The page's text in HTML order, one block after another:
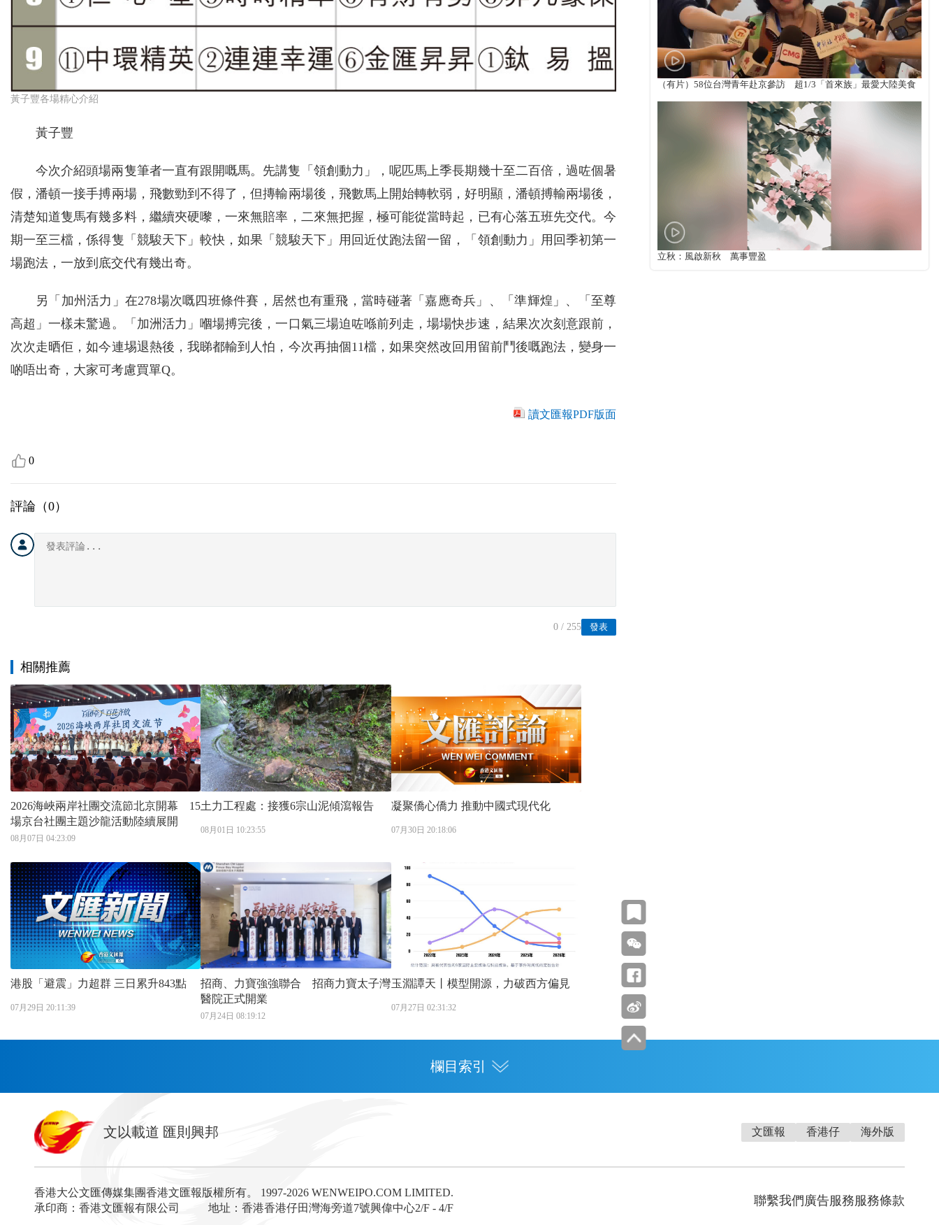
黃子豐各場精心介紹
黃子豐
今次介紹頭場兩隻筆者一直有跟開嘅馬。先講隻「領創動力」，呢匹馬上季長期幾十至二百倍，過咗個暑
假，潘頓一接手搏兩場，飛數勁到不得了，但摶輸兩場後，飛數馬上開始轉軟弱，好明顯，潘頓搏輸兩場後，
清楚知道隻馬有幾多料，繼續夾硬嚟，一來無賠率，二來無把握，極可能從當時起，已有心落五班先交代。今
期一至三檔，係得隻「競駿天下」較快，如果「競駿天下」用回近仗跑法留一留，「領創動力」用回季初第一
場跑法，一放到底交代有幾出奇。
另「加州活力」在278場次嘅四班條件賽，居然也有重飛，當時碰著「嘉應奇兵」、「準輝煌」、「至尊
高超」一樣未驚過。「加洲活力」嗰場搏完後，一口氣三場迫咗喺前列走，場場快步速，結果次次刻意跟前，
次次走晒佢，如今連埸退熱後，我睇都輸到人怕，今次再抽個11檔，如果突然改回用留前鬥後嘅跑法，變身一
啲唔出奇，大家可考慮買單Q。
讀文匯報PDF版面
0
評論（0）
發表
0 / 255
相關推薦
2026海峽兩岸社團交流節北京開幕 15
場京台社團主題沙龍活動陸續展開
08月07日 04:23:09
土力工程處：接獲6宗山泥傾瀉報告
08月01日 10:23:55
凝聚僑心僑力 推動中國式現代化
07月30日 20:18:06
港股「避震」力超群 三日累升843點
07月29日 20:11:39
招商、力寶強強聯合 招商力寶太子灣
醫院正式開業
07月24日 08:19:12
玉淵譚天丨模型開源，力破西方偏見
07月27日 02:31:32
（有片）58位台灣青年赴京參訪 超1/3「首來族」最愛大陸美食
立秋：風啟新秋 萬事豐盈
欄目索引
首頁
香港
神州
灣區生活 灣區企業 灣區文化 灣區人才
灣區政策
經濟 財經 地產 投資 財評 數字經濟 經湋論
國際
文以載道 匯則興邦 文匯報 香港仔 海外版
香港大公文匯傳媒集團香港文匯報版權所有。
1997-2026 WENWEIPO.COM LIMITED.
承印商：香港文匯報有限公司
地址：香港香港仔田灣海旁道7號興偉中心2/F - 4/F
聯繫我們廣告服務服務條款